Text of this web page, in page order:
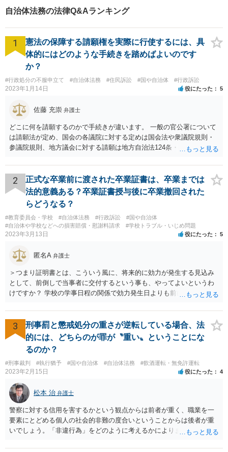
全力を尽くします。【法テラ
ス利用可能】
自治体法務の法律Q&Aランキング
1
憲法の保障する請願権を実際に行使するには、具
体的にはどのような手続きを踏めばよいのです
か？
#行政処分の不服申立て #自治体法務 #住民訴訟 #国や自治体 #行政訴訟
2023年1月14日 役にたった 5
佐藤 充崇 弁護士
どこに何を請願するのかで手続きが違います。 一般の官公署について
は請願法が定め、国会の各議院に対する定めは国会法や衆議院規則・
参議院規則、地方議会に対する請願は地方自治法124条・125条が定め
スムースかと思います。
2
正式な卒業前に渡された卒業証書は、卒業までは
法的意義ある？卒業証書授与後に卒業撤回された
らどうなる？
#教育委員会・学校 #自治体法務 #行政訴訟
#国や自治体
#自治体や学校などへの損害賠償・慰謝料請求
#学校トラブル・いじめ問題
2023年3月13日 役にたった 5
匿名A 弁護士
＞つまり証明書とは、こういう風に、将来的に効力が発生する見込み
として、前倒しで当事者に交付するという事も、やってよいというわ
けですか？ 学校の学事日程の関係で効力発生日よりも前に交付したか
でしょう。 両者をそろえるに越したことはないですが、卒業式の日程
自体は各学校によって慣例として定められることが多いですし、学籍
離脱日も、学校によって異なるようですから、そのこと自体に特に問
題はないでしょう。 ＞万一、効力発生日より前に、その効力が無効と
なる出来事が起こったとしたら、その証明書は効力を発生する事な
く、証明書としては無効化されるということですね？ そう考えるのが
自然でしょう。 ただし、卒業証書自体は、通常記載されている内容
が、全課程を修了したという事実について記載されており、卒業式時
点では、そのこと自体は過去の事実として間違いないので、卒業証書
自体の無効かどうかという法的な効力を議論するものではないでしょ
う。 問題は、証書そのものではなく、在学中に何らかの問題を起こし
て学籍を剥奪されたかどうか、ということなので、厳密に言えば卒業
証書自体の議論とは直接関係しないと思います。
3
刑事罰と懲戒処分の重さが逆転している場合、法
的には、どちらのが罪が〝重い〟ということにな
るのか？
#刑事裁判 #執行猶予 #国や自治体 #自治体法務 #飲酒運転・無免許運転
2023年2月15日 役にたった 4
松本 治 弁護士
警察に対する信用を害するかという観点からは前者が重く、職業を一
要素にとどめる個人の社会的非難の度合いということからは後者が重
いでしょう。「非違行為」をどのように考えるかによります。